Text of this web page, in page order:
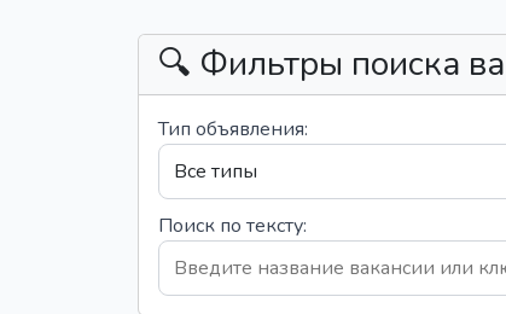
🔍 Фильтры поиска
Тип объявления:
Поиск по тексту: